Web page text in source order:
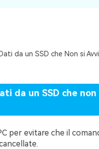
da un SSD che Non si
da un SSD che
per evitare che il